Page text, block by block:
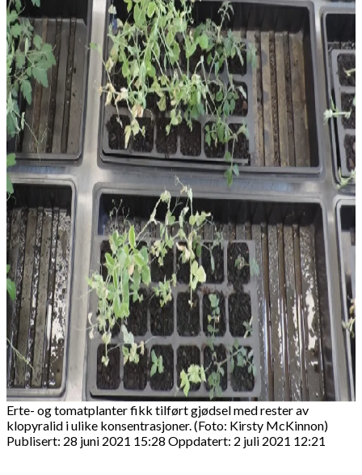
Erte- og tomatplanter fikk tilført gjødsel med rester av
klopyralid i ulike konsentrasjoner. (Foto: Kirsty McKinnon)
Publisert: 28 juni 2021 15:28 Oppdatert: 2 juli 2021 12:21